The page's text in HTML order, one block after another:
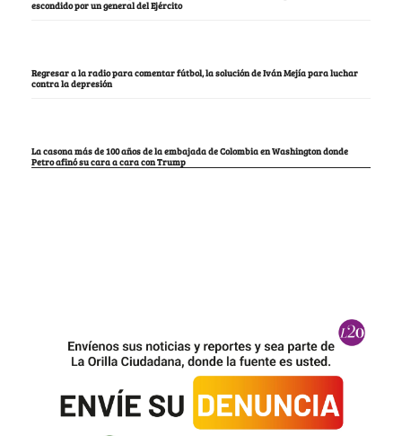
escondido por un general del Ejército
Regresar a la radio para comentar fútbol, la solución de Iván Mejía para luchar
contra la depresión
La casona más de 100 años de la embajada de Colombia en Washington donde
Petro afinó su cara a cara con Trump